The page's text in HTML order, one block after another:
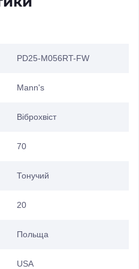
PD25-M056RT-FW
Mann's
Віброхвіст
70
Тонучий
20
Польща
USA